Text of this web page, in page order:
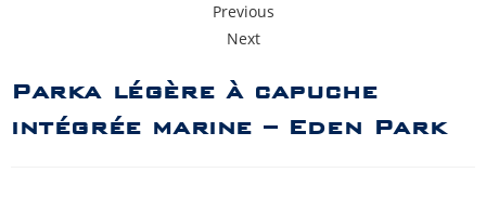
Previous
Next
Parka légère à capuche
intégrée marine – Eden Park